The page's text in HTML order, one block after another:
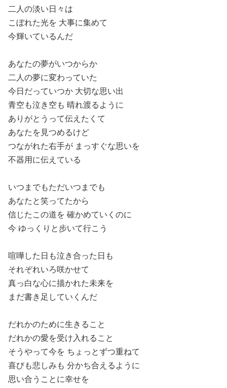
二人の淡い日々は
こぼれた光を 大事に集めて
今輝いているんだ
あなたの夢がいつからか
二人の夢に変わっていた
今日だっていつか 大切な思い出
青空も泣き空も 晴れ渡るように
ありがとうって伝えたくて
あなたを見つめるけど
つながれた右手が まっすぐな思いを
不器用に伝えている
いつまでもただいつまでも
あなたと笑ってたから
信じたこの道を 確かめていくのに
今 ゆっくりと步いて行こう
喧嘩した日も泣き合った日も
それぞれいろ咲かせて
真っ白な心に描かれた未来を
まだ書き足していくんだ
だれかのために生きること
だれかの愛を受け入れること
そうやって今を ちょっとずつ重ねて
喜びも悲しみも 分かち合えるように
思い合うことに幸せを